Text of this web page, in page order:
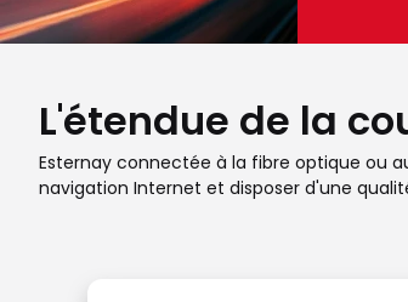
L'étendue de la
Esternay connectée à la fibre optique ou
navigation Internet et disposer d'une